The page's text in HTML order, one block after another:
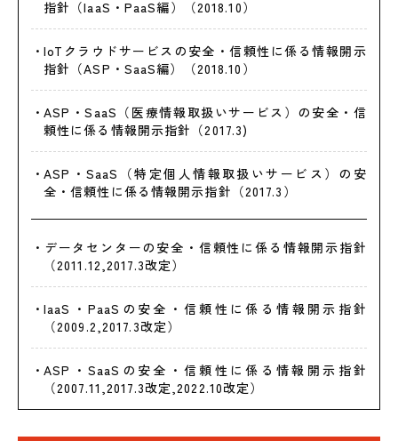
指針（IaaS・PaaS編）（2018.10）
loTクラウドサービスの安全・信頼性に係る情報開示
指針（ASP・SaaS編）（2018.10）
ASP・SaaS（医療情報取扱いサービス）の安全・信
頼性に係る情報開示指針（2017.3)
ASP・SaaS（特定個人情報取扱いサービス）の安
全・信頼性に係る情報開示指針（2017.3）
データセンターの安全・信頼性に係る情報開示指針
（2011.12,2017.3改定）
laaS・PaaSの安全・信頼性に係る情報開示指針
（2009.2,2017.3改定）
ASP・SaaSの安全・信頼性に係る情報開示指針
（2007.11,2017.3改定,2022.10改定）